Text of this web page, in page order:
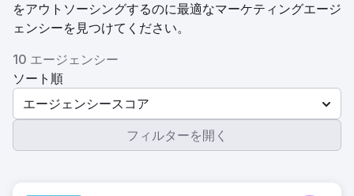
をアウトソーシングするのに最適なマーケティングエージ
ェンシーを見つけてください。
10 エージェンシー
ソート順
エージェンシースコア
フィルターを開く